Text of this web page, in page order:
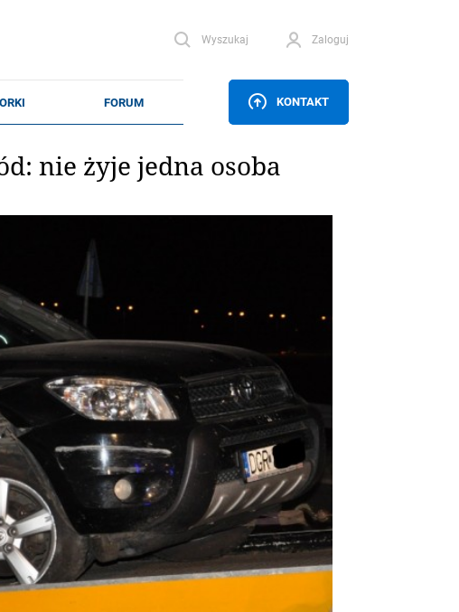
Wyszukaj Zaloguj
KONTAKT
nie żyje jedna osoba